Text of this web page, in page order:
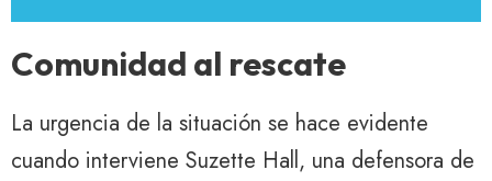
Comunidad al rescate
La urgencia de la situación se hace evidente
cuando interviene Suzette Hall, una defensora de